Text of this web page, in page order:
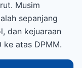
Musim
sepanjang
dan kejuaraan
ke atas DPMM.